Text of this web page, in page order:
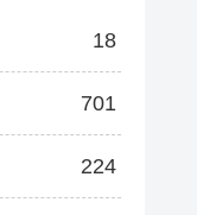
18
701
224